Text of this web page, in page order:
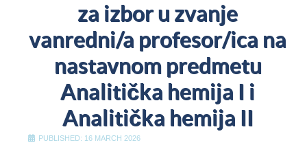
za izbor u zvanje
vanredni/a profesor/ica na
nastavnom predmetu
Analitička hemija I i
Analitička hemija II
PUBLISHED: 16 MARCH 2026